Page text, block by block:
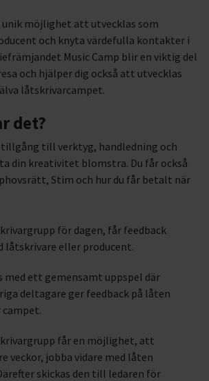
unik möjlighet att utvecklas som
och knyta värdefulla kontakter i
Music Camp blir en viktig del
och hjälper dig också att utvecklas
låtskrivarcampet.
det?
tillgång till verktyg, handledning och
din kreativitet blomstra. Du får också
Stim och hur du får betalt när
för dagen, får feedback
låtskrivare eller producent.
med ett gemensamt uppspel där
deltagare ger feedback på låten
campet.
får en möjlighet, att
veckor, jobba vidare med låten
skickas den till ledaren för